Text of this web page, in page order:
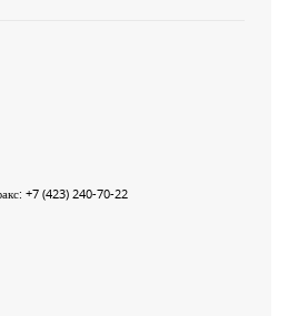
+7 (423) 240-70-22